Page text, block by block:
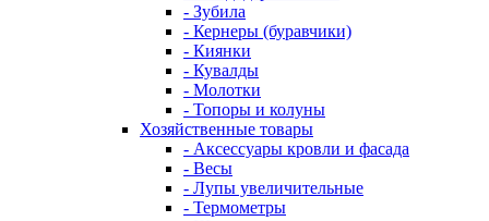
- Зубила
- Кернеры (буравчики)
- Киянки
- Кувалды
- Молотки
- Топоры и колуны
Хозяйственные товары
- Аксессуары кровли и фасада
- Весы
- Лупы увеличительные
- Термометры